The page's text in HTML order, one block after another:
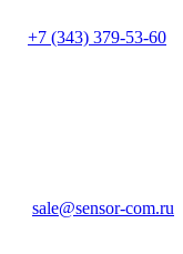
+7 (343) 379-53-60
sale@sensor-com.ru